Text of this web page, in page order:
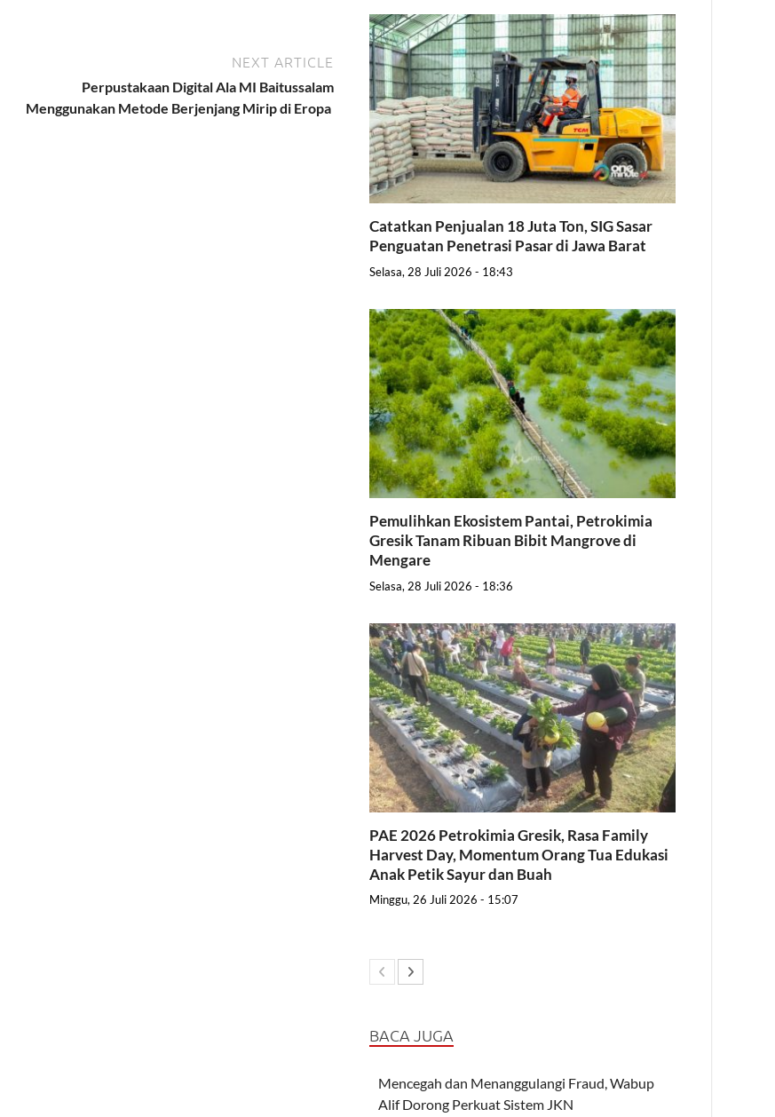
NEXT ARTICLE
Perpustakaan Digital Ala MI Baitussalam
Menggunakan Metode Berjenjang Mirip di Eropa
Catatkan Penjualan 18 Juta Ton, SIG Sasar
Penguatan Penetrasi Pasar di Jawa Barat
Selasa, 28 Juli 2026 - 18:43
Pemulihkan Ekosistem Pantai, Petrokimia
Gresik Tanam Ribuan Bibit Mangrove di
Mengare
Selasa, 28 Juli 2026 - 18:36
PAE 2026 Petrokimia Gresik, Rasa Family
Harvest Day, Momentum Orang Tua Edukasi
Anak Petik Sayur dan Buah
Minggu, 26 Juli 2026 - 15:07
BACA JUGA
Mencegah dan Menanggulangi Fraud, Wabup
Alif Dorong Perkuat Sistem JKN